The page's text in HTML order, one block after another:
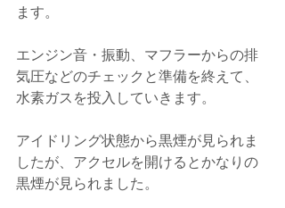
ます。
エンジン音・振動、マフラーからの排
気圧などのチェックと準備を終えて、
水素ガスを投入していきます。
アイドリング状態から黒煙が見られま
したが、アクセルを開けるとかなりの
黒煙が見られました。